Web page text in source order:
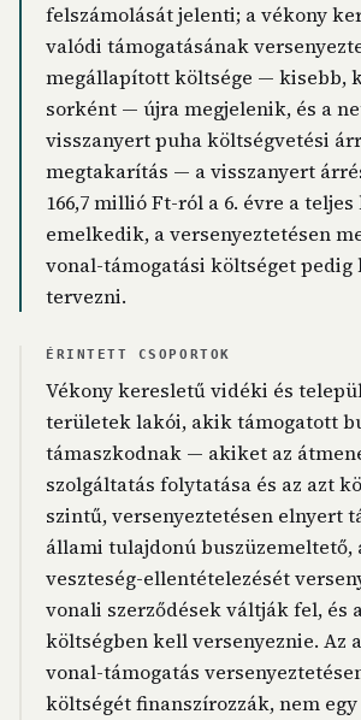
felszámolását jelenti; a vékony
valódi támogatásának
megállapított költsége — kisebb,
sorként — újra megjelenik, és a
visszanyert puha költségvetési
megtakarítás — a visszanyert
166,7 millió Ft-ról a 6. évre a
emelkedik, a versenyeztetésen
vonal-támogatási költséget
tervezni.
ÉRINTETT CSOPORTOK
Vékony keresletű vidéki és
területek lakói, akik támogatott
támaszkodnak — akiket az
szolgáltatás folytatása és az azt
szintű, versenyeztetésen elnyert
állami tulajdonú buszüzemeltető,
veszteség-ellentételezését
vonali szerződések váltják fel, és
költségben kell versenyeznie. Az
vonal-támogatás
költségét finanszírozzák, nem